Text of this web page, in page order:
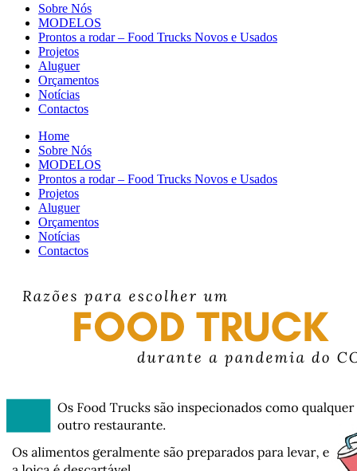
Sobre Nós
MODELOS
Prontos a rodar – Food Trucks Novos e Usados
Projetos
Aluguer
Orçamentos
Notícias
Contactos
Home
Sobre Nós
MODELOS
Prontos a rodar – Food Trucks Novos e Usados
Projetos
Aluguer
Orçamentos
Notícias
Contactos